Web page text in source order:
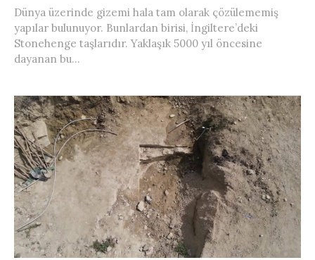
Dünya üzerinde gizemi hala tam olarak çözülememiş
yapılar bulunuyor. Bunlardan birisi, İngiltere’deki
Stonehenge taşlarıdır. Yaklaşık 5000 yıl öncesine
dayanan bu...